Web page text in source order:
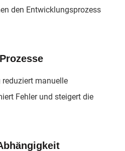
den Entwicklungsprozess
manuelle
Fehler und steigert die